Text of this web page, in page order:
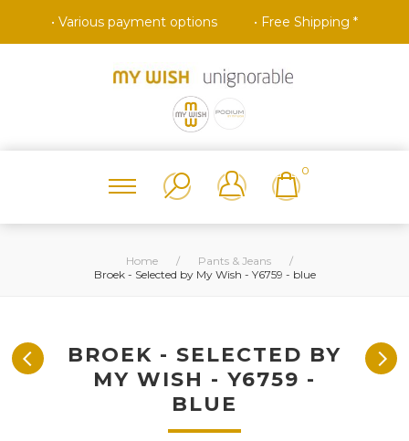
• Various payment options • Free Shipping *
0
Home / Pants & Jeans
/
Broek - Selected by My Wish - Y6759 - blue
BROEK - SELECTED BY
MY WISH - Y6759 -
BLUE